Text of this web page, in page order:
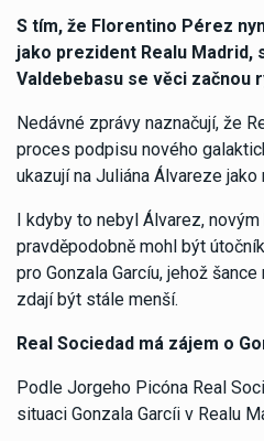
S tím, že Florentino Pérez
jako prezident Realu Madrid,
Valdebebasu se věci začnou
Nedávné zprávy naznačují, že
proces podpisu nového
ukazují na Juliána Álvareze
I kdyby to nebyl Álvarez,
pravděpodobně mohl být
pro Gonzala Garcíu, jehož
zdají být stále menší.
Real Sociedad má zájem o
Podle Jorgeho Picóna Real
situaci Gonzala Garcíi v Realu